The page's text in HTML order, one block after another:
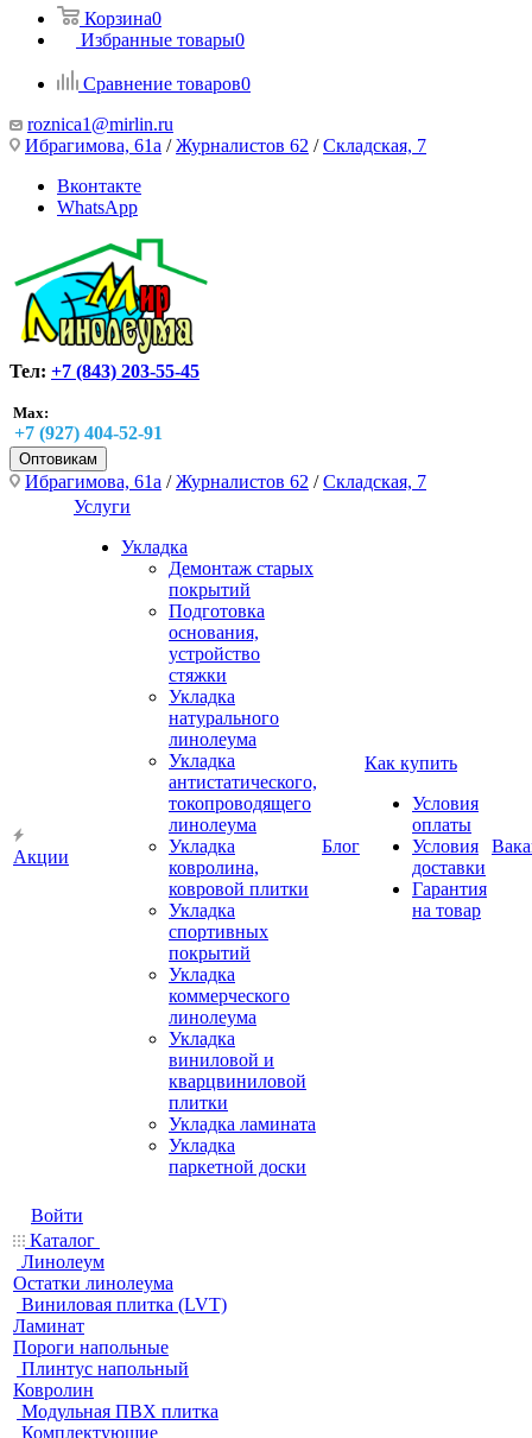
Корзина0
Избранные товары0
Сравнение товаров0
roznica1@mirlin.ru
Ибрагимова, 61а /Журналистов 62 /Складская, 7
Вконтакте
WhatsApp
Тел: +7 (843) 203-55-45
Max:
+7 (927) 404-52-91
Оптовикам
Ибрагимова, 61а /Журналистов 62 /Складская, 7
Акции
Услуги
Укладка
Демонтаж старых
покрытий
Подготовка
основания,
устройство
стяжки
Укладка
натурального
линолеума
Укладка
антистатического,
токопроводящего
линолеума
Укладка
ковролина,
ковровой плитки
Укладка
спортивных
покрытий
Укладка
коммерческого
линолеума
Укладка
виниловой и
кварцвиниловой
плитки
Укладка ламината
Укладка
паркетной доски
Блог
Как купить
Условия
оплаты
Условия
доставки
Гарантия
на товар
Войти
Каталог
Линолеум
Остатки линолеума
Виниловая плитка (LVT)
Ламинат
Пороги напольные
Плинтус напольный
Ковролин
Модульная ПВХ плитка
Комплектующие